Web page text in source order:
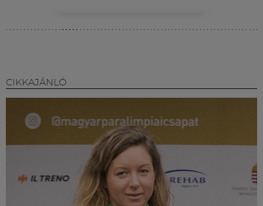
CIKKAJÁNLÓ